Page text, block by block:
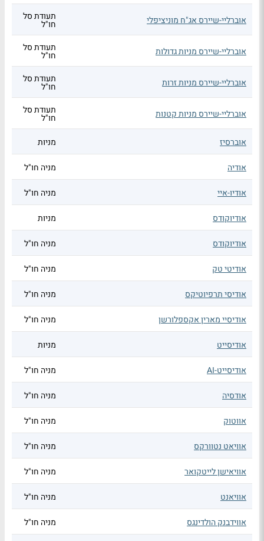
אוברליי-שיירס אג"ח מוניציפלי תעודת סל
חו"ל
אוברליי-שיירס מניות גדולות תעודת סל
חו"ל
אוברליי-שיירס מניות זרות תעודת סל
חו"ל
אוברליי-שיירס מניות קטנות תעודת סל
חו"ל
אוברסיז
מניות
אודיה מניה חו"ל
אודיו-איי מניה חו"ל
אודיוקודס מניות
אודיוקודס מניה חו"ל
אודיטי טק מניה חו"ל
אודיסי תרפיוטיקס מניה חו"ל
אודיסיי מארין אקספלורשן מניה חו"ל
אודיסייט מניות
אודיסייט-AI מניה חו"ל
אודסיה מניה חו"ל
אווטוק מניה חו"ל
אוויאט נטוורקס מניה חו"ל
אוויאישן לייטקואר מניה חו"ל
אוויאנט מניה חו"ל
אווידבנק הולדינגס מניה חו"ל